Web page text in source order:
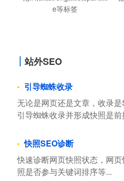
e等标签
站外SEO
引导蜘蛛收录
无论是网页还是文章，收录
引导蜘蛛收录并形成快照是前
快照SEO诊断
快速诊断网页快照状态，网
照是否参与关键词排序等...